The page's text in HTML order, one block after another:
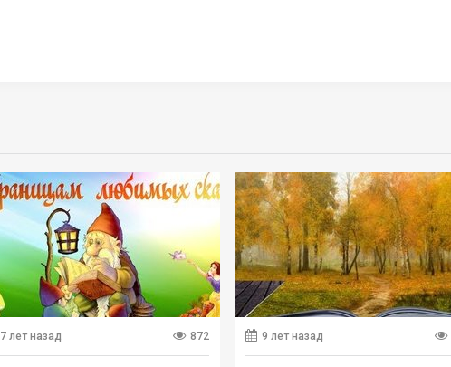
7 лет назад 872 9 лет назад